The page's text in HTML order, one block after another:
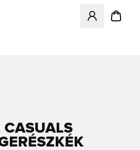
Megnyit egy
CASUALS